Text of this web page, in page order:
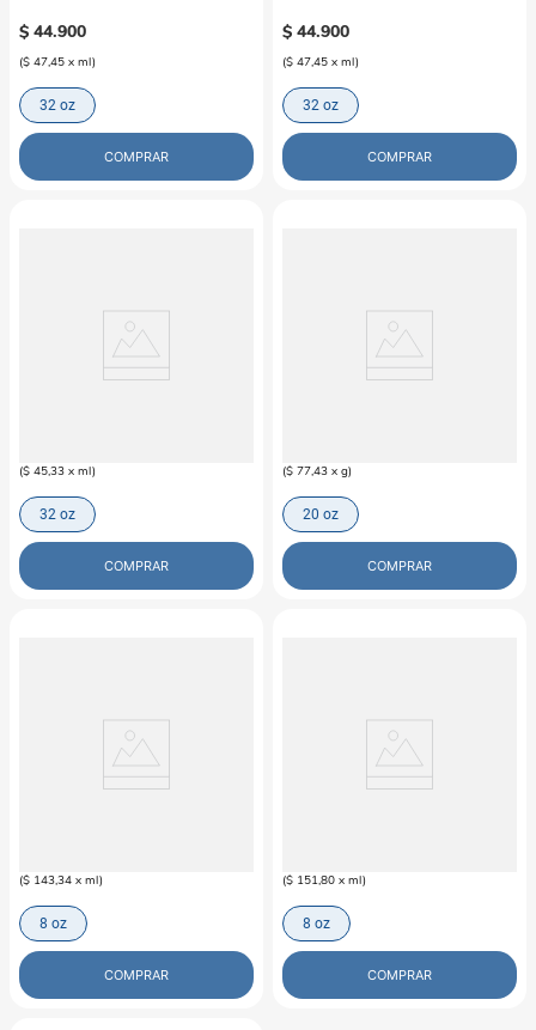
$ 44.900
($ 47,45 x ml)
32 oz
COMPRAR
$ 44.900
($ 47,45 x ml)
32 oz
COMPRAR
NATURE'S MIRACLE
($ 45,33 x ml)
32 oz
COMPRAR
NATURE'S MIRACLE
($ 77,43 x g)
20 oz
COMPRAR
NATURE'S MIRACLE
($ 143,34 x ml)
8 oz
COMPRAR
NATURE'S MIRACLE
($ 151,80 x ml)
8 oz
COMPRAR